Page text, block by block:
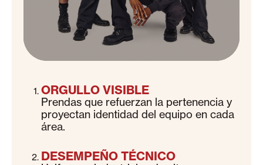
ORGULLO VISIBLE
Prendas que refuerzan la pertenencia y
proyectan identidad del equipo en cada
área.
DESEMPEÑO TÉCNICO